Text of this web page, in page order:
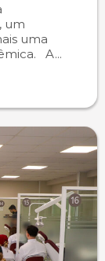
um
uma
A...